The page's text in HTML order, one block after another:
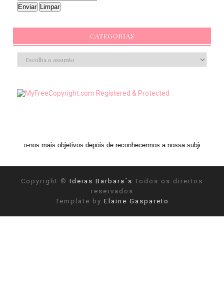
CATEGORIAS
objetivos depois de reconhecermos a nossa subjetividade." ANAIS NIN
Copyright © Ideias Barbara´s Todos os direitos
reservados
Template by Elaine Gaspareto